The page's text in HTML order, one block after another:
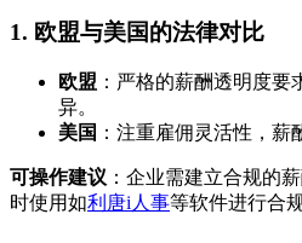
1. 欧盟与美国的法律对比
欧盟 ：严格的薪酬透明度
异。
美国 ：注重雇佣灵活性，薪
可操作建议 ：企业需建立合规的
时使用如利唐i人事等软件进行合